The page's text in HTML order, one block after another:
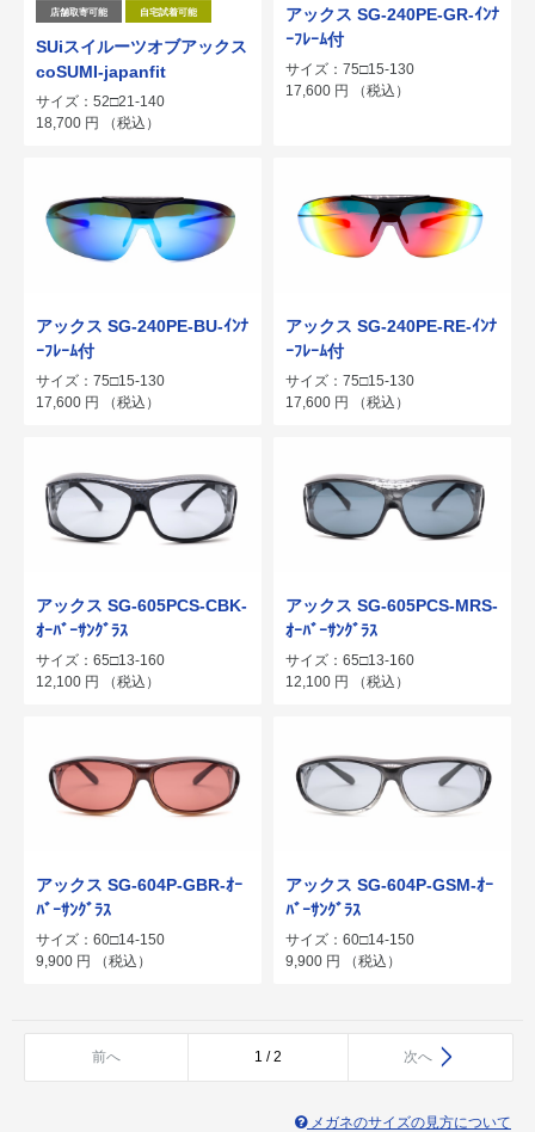
店舗取寄可能 自宅試着可能
SUiスイルーツオブアックス
coSUMI-japanfit
サイズ：52□21-140
18,700 円 （税込）
アックス SG-240PE-GR-ｲﾝﾅ
ｰﾌﾚｰﾑ付
サイズ：75□15-130
17,600 円 （税込）
アックス SG-240PE-BU-ｲﾝﾅ
ｰﾌﾚｰﾑ付
サイズ：75□15-130
17,600 円 （税込）
アックス SG-240PE-RE-ｲﾝﾅ
ｰﾌﾚｰﾑ付
サイズ：75□15-130
17,600 円 （税込）
アックス SG-605PCS-CBK-
ｵｰﾊﾞｰｻﾝｸﾞﾗｽ
サイズ：65□13-160
12,100 円 （税込）
アックス SG-605PCS-MRS-
ｵｰﾊﾞｰｻﾝｸﾞﾗｽ
サイズ：65□13-160
12,100 円 （税込）
アックス SG-604P-GBR-ｵｰ
ﾊﾞｰｻﾝｸﾞﾗｽ
サイズ：60□14-150
9,900 円 （税込）
アックス SG-604P-GSM-ｵｰ
ﾊﾞｰｻﾝｸﾞﾗｽ
サイズ：60□14-150
9,900 円 （税込）
前へ 1 / 2 次へ
メガネのサイズの見方について